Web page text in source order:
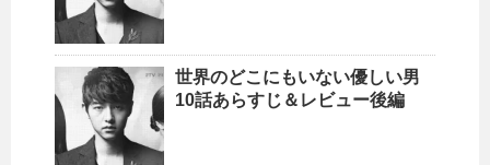
世界のどこにもいない優しい男
10話あらすじ＆レビュー後編